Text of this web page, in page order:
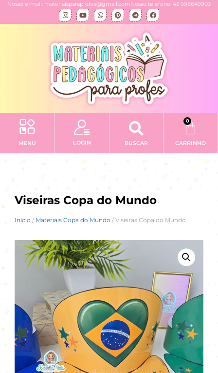
Nosso e-mail: materiaisparaprofes@gmail.comNosso telefone: 43 998649903
MENU LOGIN BUSCAR
0
CARRINHO
Viseiras Copa do Mundo
Início / Materiais Copa do Mundo / Viseiras Copa do Mundo